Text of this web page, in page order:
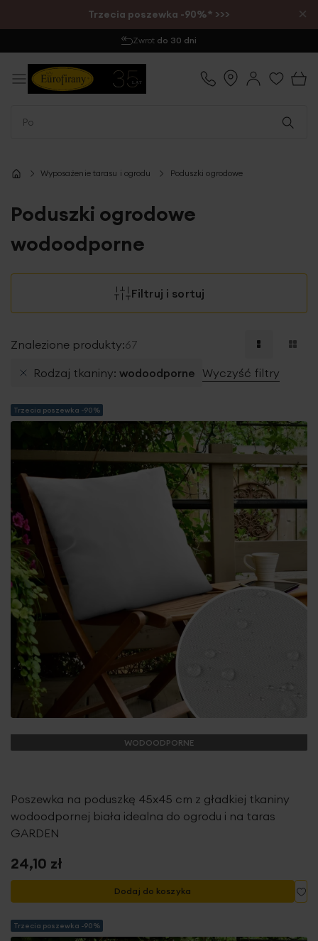
Trzecia poszewka -90%* >>> ×
Wysyłka 1-2 dni
Wyposażenie tarasu i ogrodu Poduszki ogrodowe
Poduszki ogrodowe
wodoodporne
Filtruj i sortuj
Znalezione produkty:67
Rodzaj tkaniny wodoodporne Wyczyść filtry
Trzecia poszewka -90%
WODOODPORNE
Poszewka na poduszkę 45x45 cm z gładkiej tkaniny
wodoodpornej biała idealna do ogrodu i na taras
GARDEN
24,10 zł
Dodaj do koszyka
Trzecia poszewka -90%